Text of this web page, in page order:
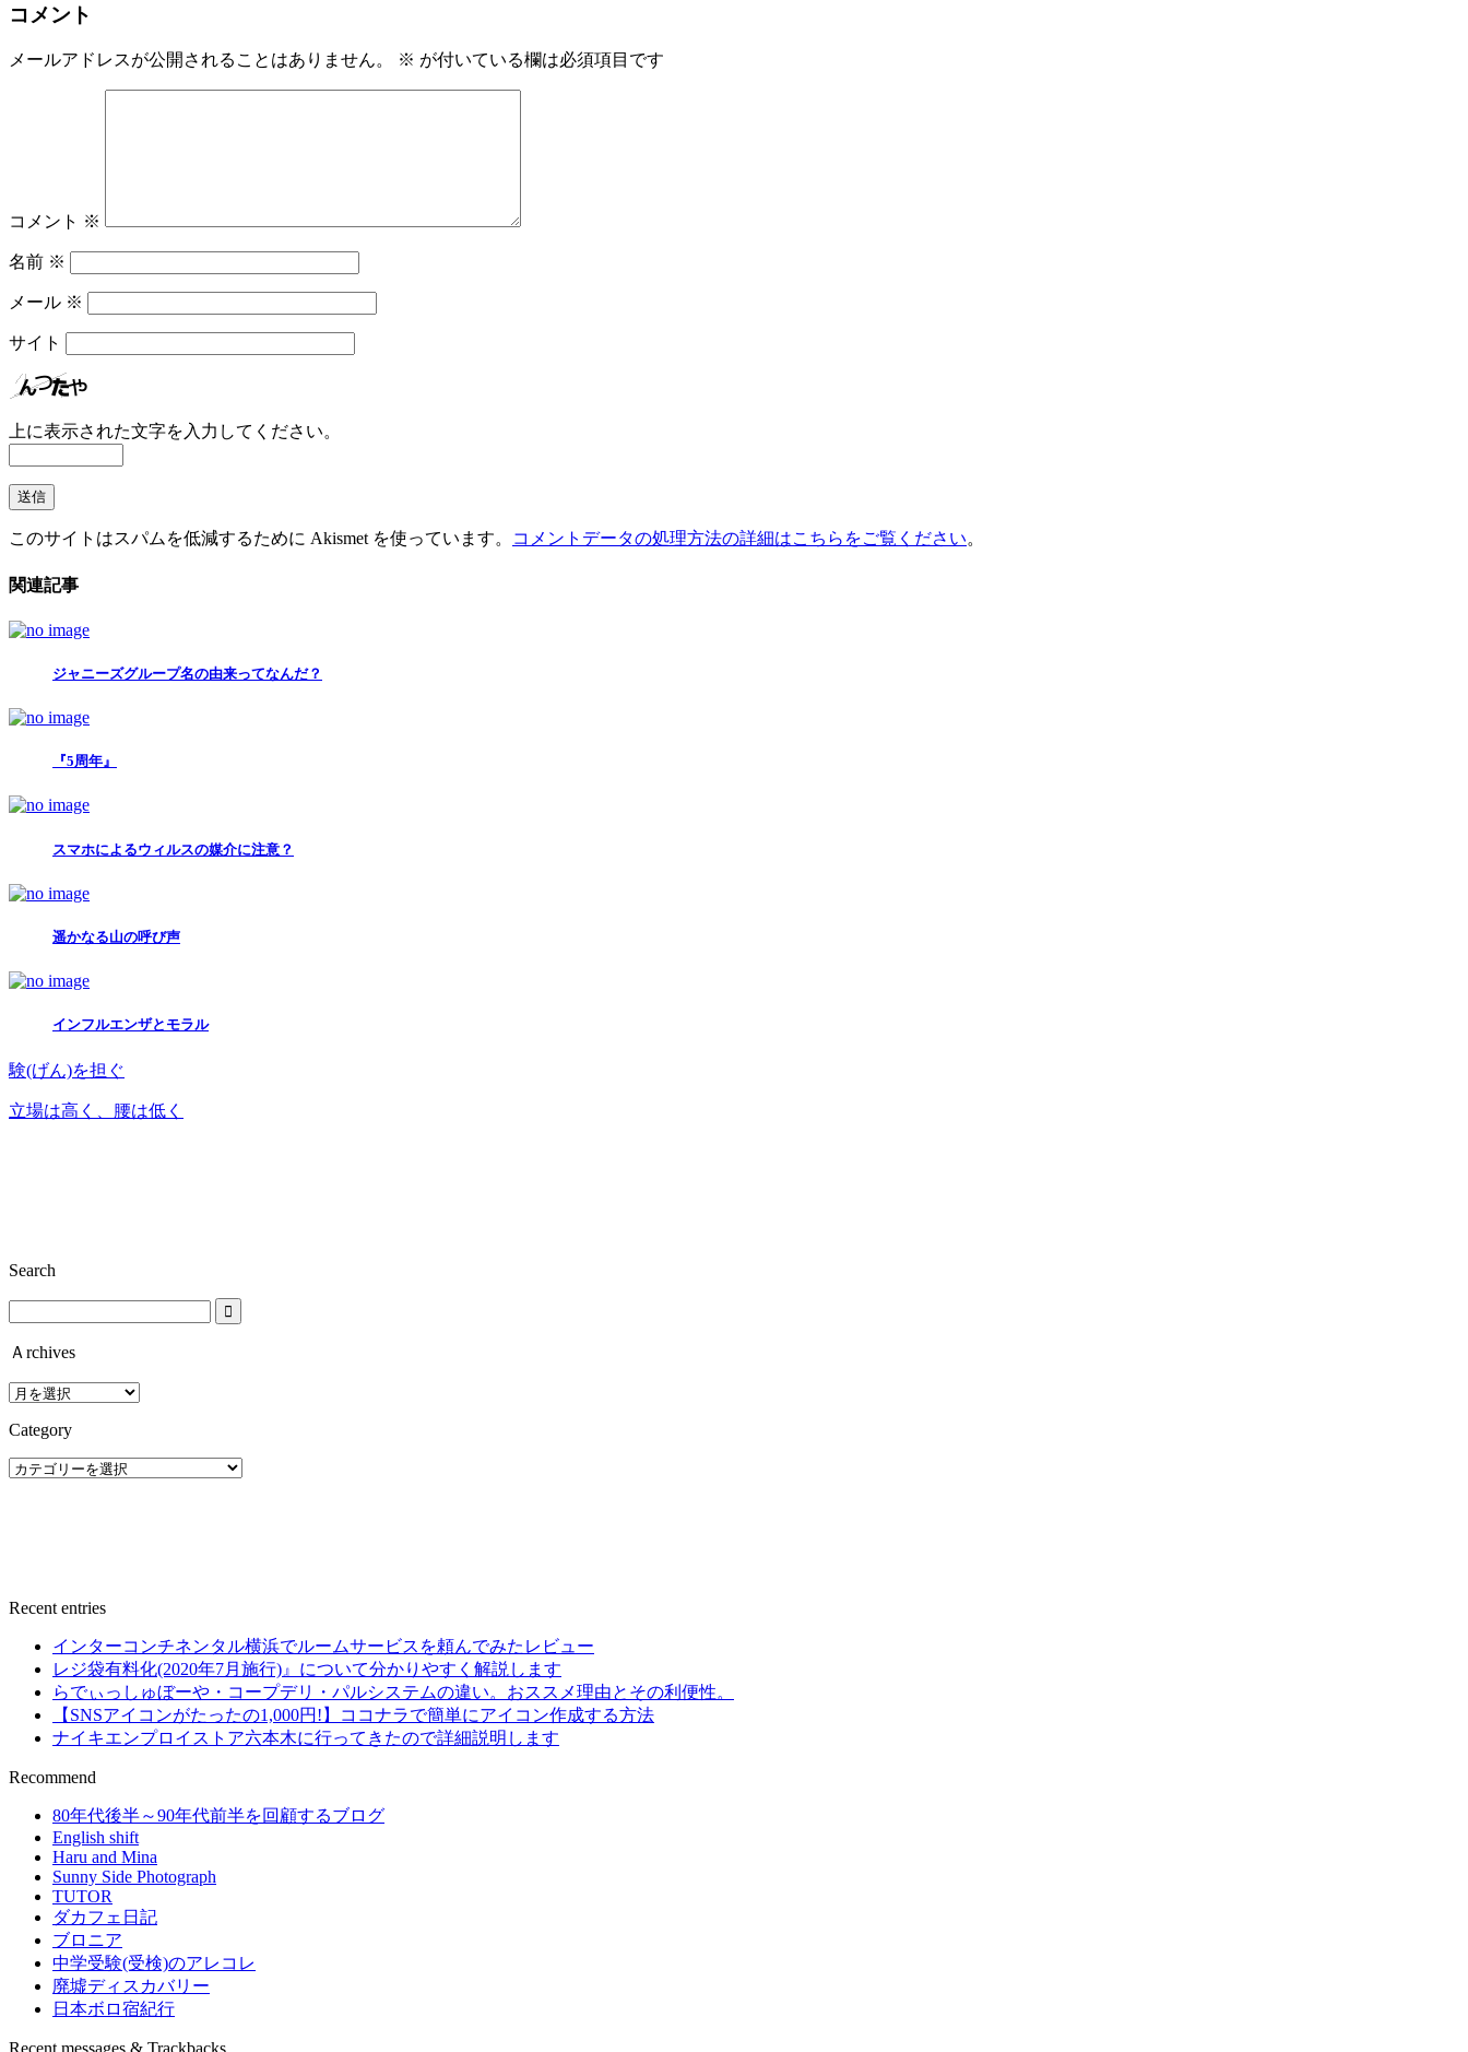
コメント
メールアドレスが公開されることはありません。 ※ が付いている欄は必須項目です
コメント ※
名前 ※
メール ※
サイト
上に表示された文字を入力してください。
このサイトはスパムを低減するために Akismet を使っています。 コメントデータの処理方法の詳細はこちらをご覧ください。
関連記事
ジャニーズグループ名の由来ってなんだ？
『5周年』
スマホによるウィルスの媒介に注意？
遥かなる山の呼び声
インフルエンザとモラル
験(げん)を担ぐ
立場は高く、腰は低く
Search
Ａrchives
Ａ
Category
Category
Recent entries
インターコンチネンタル横浜でルームサービスを頼んでみたレビュー
レジ袋有料化(2020年7月施行)』について分かりやすく解説します
らでぃっしゅぼーや・コープデリ・パルシステムの違い。おススメ理由とその利便性。
【SNSアイコンがたったの1,000円!】ココナラで簡単にアイコン作成する方法
ナイキエンプロイストア六本木に行ってきたので詳細説明します
Recommend
80年代後半～90年代前半を回顧するブログ
English shift
Haru and Mina
Sunny Side Photograph
TUTOR
ダカフェ日記
ブロニア
中学受験(受検)のアレコレ
廃墟ディスカバリー
日本ボロ宿紀行
Recent messages & Trackbacks